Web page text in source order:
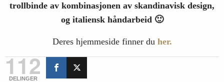
trollbinde av kombinasjonen av skandinavisk design,
og italiensk håndarbeid 🙂
Deres hjemmeside finner du her.
112
DELINGER